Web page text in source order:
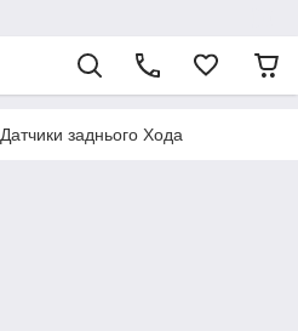
Датчики заднього Хода